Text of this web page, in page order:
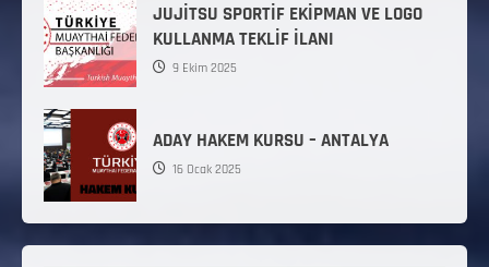
JUJİTSU SPORTİF EKİPMAN VE LOGO
KULLANMA TEKLİF İLANI
9 Ekim 2025
ADAY HAKEM KURSU – ANTALYA
16 Ocak 2025